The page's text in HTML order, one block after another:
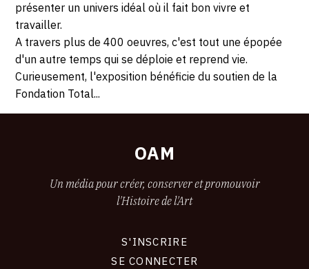
présenter un univers idéal où il fait bon vivre et
travailler.
A travers plus de 400 oeuvres, c'est tout une épopée
d'un autre temps qui se déploie et reprend vie.
Curieusement, l'exposition bénéficie du soutien de la
Fondation Total...
OAM
Un média pour créer, conserver et promouvoir
l'Histoire de l'Art
S'INSCRIRE
SE CONNECTER